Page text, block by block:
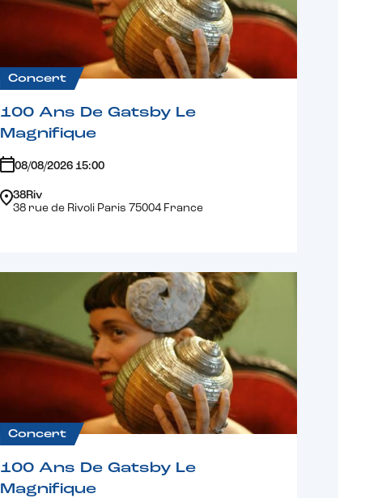
Concert
100 Ans De Gatsby Le
Magnifique
08/08/2026 15:00
38Riv
38 rue de Rivoli Paris 75004 France
Concert
100 Ans De Gatsby Le
Magnifique